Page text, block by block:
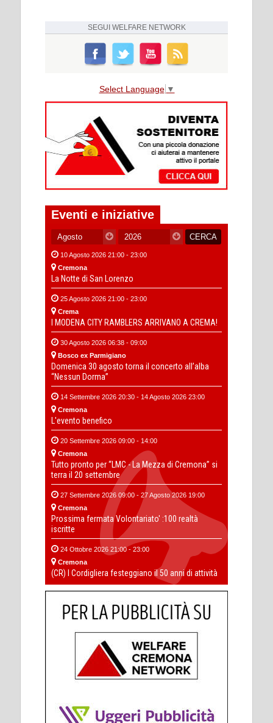
SEGUI WELFARE NETWORK
Select Language ▼
Eventi e iniziative
10 Agosto 2026 21:00 - 23:00
Cremona
La Notte di San Lorenzo
25 Agosto 2026 21:00 - 23:00
Crema
I MODENA CITY RAMBLERS ARRIVANO A CREMA!
30 Agosto 2026 06:38 - 09:00
Bosco ex Parmigiano
Domenica 30 agosto torna il concerto all’alba
“Nessun Dorma”
14 Settembre 2026 20:30 - 14 Agosto 2026 23:00
Cremona
L'evento benefico
20 Settembre 2026 09:00 - 14:00
Cremona
Tutto pronto per “LMC - La Mezza di Cremona” si
terra il 20 settembre
27 Settembre 2026 09:00 - 27 Agosto 2026 19:00
Cremona
Prossima fermata Volontariato' :100 realtà
iscritte
24 Ottobre 2026 21:00 - 23:00
Cremona
(CR) I Cordigliera festeggiano il 50 anni di attività